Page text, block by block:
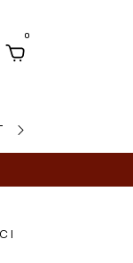
0
|